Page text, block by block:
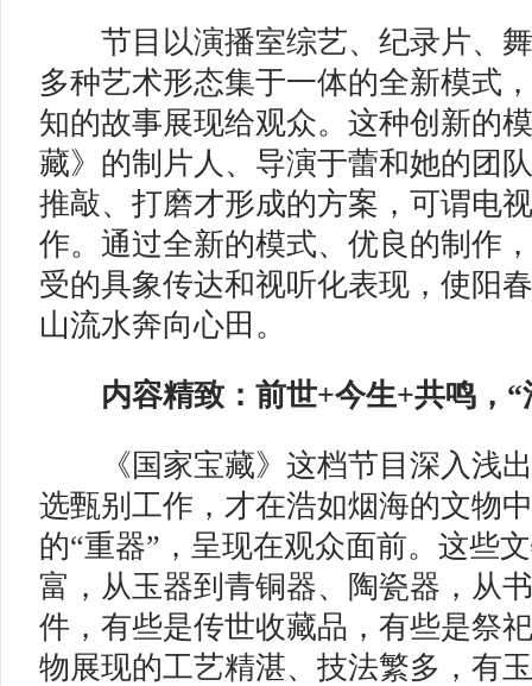
节目以演播室综艺、纪录片、舞
多种艺术形态集于一体的全新模式
知的故事展现给观众。这种创新的
藏》的制片人、导演于蕾和她的团
推敲、打磨才形成的方案，可谓电
作。通过全新的模式、优良的制作
受的具象传达和视听化表现，使阳
山流水奔向心田。
内容精致：前世+今生+共鸣，
《国家宝藏》这档节目深入浅出
选甄别工作，才在浩如烟海的文物
的“重器”，呈现在观众面前。这些
富，从玉器到青铜器、陶瓷器，从
件，有些是传世收藏品，有些是祭
物展现的工艺精湛、技法繁多，有